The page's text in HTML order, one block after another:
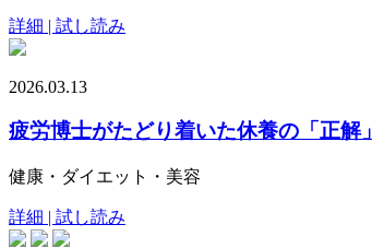
詳細 | 試し読み
2026.03.13
疲労博士がたどり着いた休養の「正解」
健康・ダイエット・美容
詳細 | 試し読み